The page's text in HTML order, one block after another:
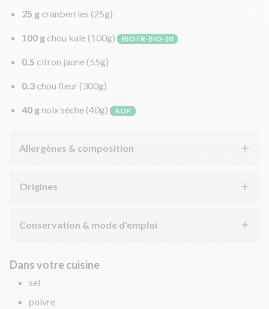
25 g cranberries (25g)
100 g chou kale (100g) BIO FR-BIO-10
0.5 citron jaune (55g)
0.3 chou fleur (300g)
40 gnoix sèche (40g) AOP
Allergènes & composition
Origines
Conservation & mode d'emploi
Dans votre cuisine
sel
poivre